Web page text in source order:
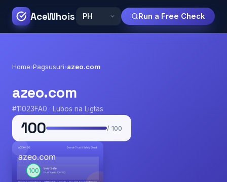
AceWhois Run a Free Check
Home›Pagsusuri›azeo.com
azeo.com
#11023FA0 · Lubos na Ligtas
100 / 100